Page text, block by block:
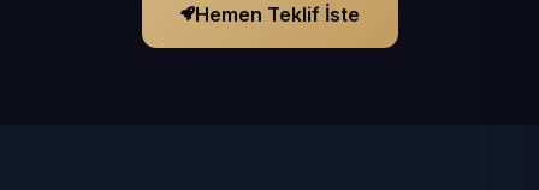
Hemen Teklif İste